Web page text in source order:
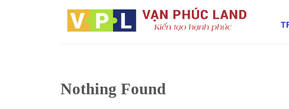
Nothing Found